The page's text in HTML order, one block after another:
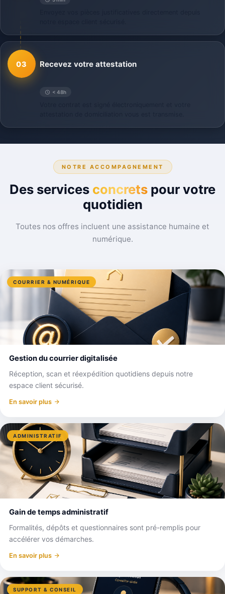
03
< 48h
Recevez votre attestation
NOTRE ACCOMPAGNEMENT
Des services concrets pour votre
quotidien
Toutes nos offres incluent une assistance humaine et
numérique.
COURRIER & NUMÉRIQUE
Gestion du courrier digitalisée
Réception, scan et réexpédition quotidiens depuis notre
espace client sécurisé.
En savoir plus
ADMINISTRATIF
Gain de temps administratif
Formalités, dépôts et questionnaires sont pré-remplis pour
accélérer vos démarches.
En savoir plus
SUPPORT & CONSEIL